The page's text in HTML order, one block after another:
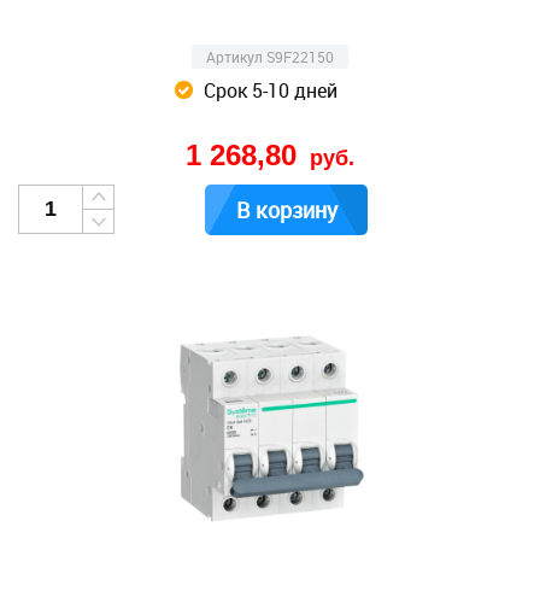
Артикул S9F22150
Срок 5-10 дней
1 268,80 руб.
В корзину